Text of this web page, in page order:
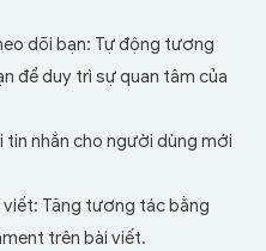
dõi bạn: Tự động tương
để duy trì sự quan tâm của
tin nhắn cho người dùng mới
Tăng tương tác bằng
trên bài viết.